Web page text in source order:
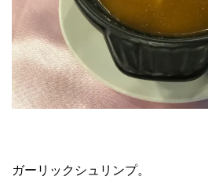
ガーリックシュリンプ。